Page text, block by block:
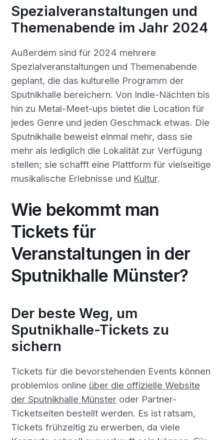
Spezialveranstaltungen und
Themenabende im Jahr 2024
Außerdem sind für 2024 mehrere
Spezialveranstaltungen und Themenabende
geplant, die das kulturelle Programm der
Sputnikhalle bereichern. Von Indie-Nächten bis
hin zu Metal-Meet-ups bietet die Location für
jedes Genre und jeden Geschmack etwas. Die
Sputnikhalle beweist einmal mehr, dass sie
mehr als lediglich die Lokalität zur Verfügung
stellen; sie schafft eine Plattform für vielseitige
musikalische Erlebnisse und Kultur.
Wie bekommt man
Tickets für
Veranstaltungen in der
Sputnikhalle Münster?
Der beste Weg, um
Sputnikhalle-Tickets zu
sichern
Tickets für die bevorstehenden Events können
problemlos online über die offizielle Website
der Sputnikhalle Münsteroder Partner-
Ticketseiten bestellt werden. Es ist ratsam,
Tickets frühzeitig zu erwerben, da viele